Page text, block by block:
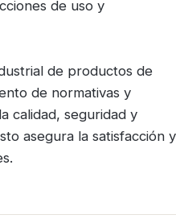
de uso y
de productos de
de normativas y
calidad, seguridad y
asegura la satisfacción y